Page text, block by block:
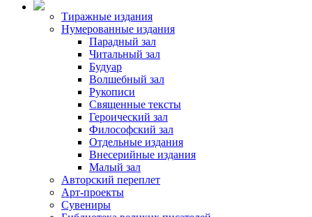
Тиражные издания
Нумерованные издания
Парадный зал
Читальный зал
Будуар
Волшебный зал
Рукописи
Священные тексты
Героический зал
Философский зал
Отдельные издания
Внесерийные издания
Малый зал
Авторский переплет
Арт-проекты
Сувениры